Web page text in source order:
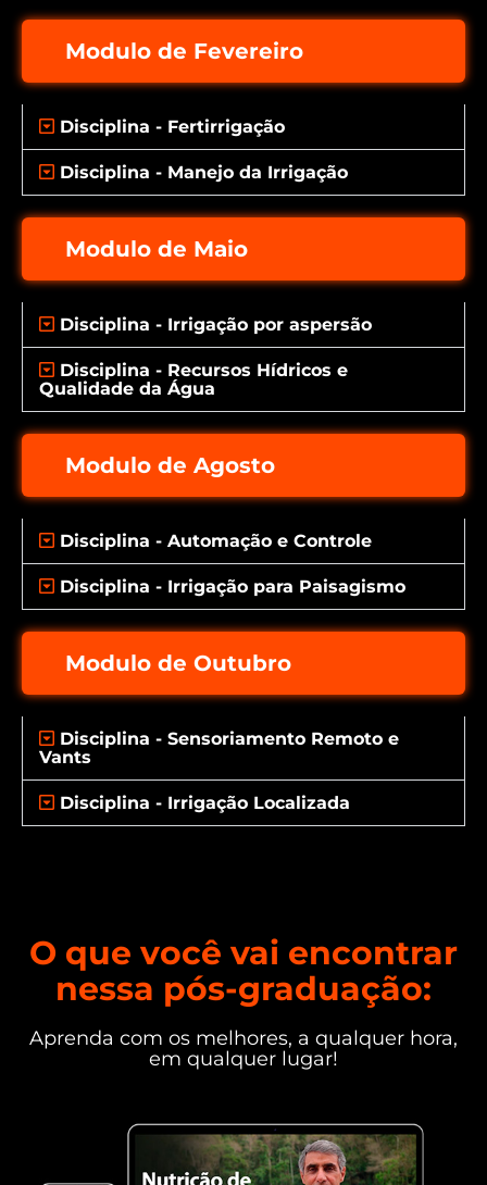
Modulo de Fevereiro
Disciplina - Fertirrigação
Disciplina - Manejo da Irrigação
Modulo de Maio
Disciplina - Irrigação por aspersão
Disciplina - Recursos Hídricos e
Qualidade da Água
Modulo de Agosto
Disciplina - Automação e Controle
Disciplina - Irrigação para Paisagismo
Modulo de Outubro
Disciplina - Sensoriamento Remoto e
Vants
Disciplina - Irrigação Localizada
O que você vai encontrar
nessa pós-graduação:
Aprenda com os melhores, a qualquer hora,
em qualquer lugar!